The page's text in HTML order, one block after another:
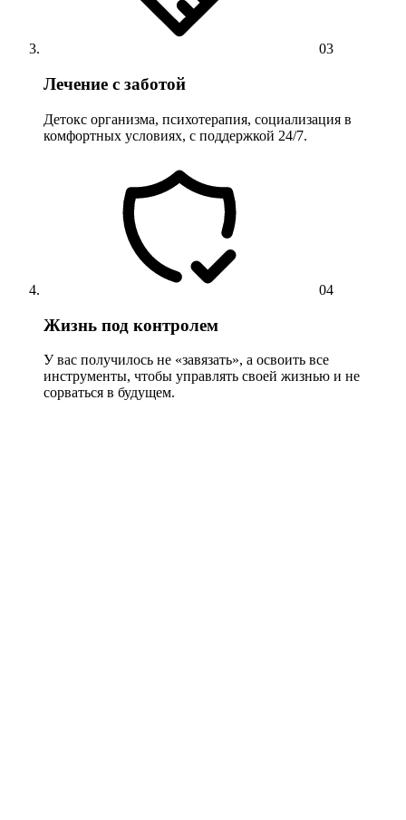
03
Лечение с заботой
Детокс организма, психотерапия, социализация в
комфортных условиях, с поддержкой 24/7.
04
Жизнь под контролем
У вас получилось не «завязать», а освоить все
инструменты, чтобы управлять своей жизнью и не
сорваться в будущем.